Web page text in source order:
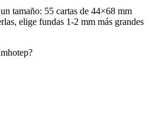
tamaño: 55 cartas de 44×68 mm
elige fundas 1-2 mm más grandes